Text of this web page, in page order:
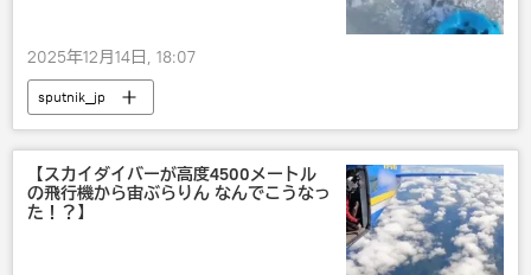
2025年12月14日, 18:07
sputnik_jp
【スカイダイバーが高度4500メートル
の飛行機から宙ぶらりん なんでこうなっ
た！？】